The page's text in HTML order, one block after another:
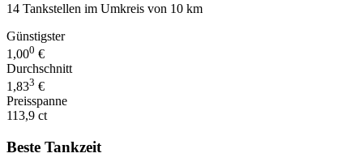
14 Tankstellen im Umkreis von 10 km
Günstigster
1,000 €
Durchschnitt
1,833 €
Preisspanne
113,9 ct
Beste Tankzeit